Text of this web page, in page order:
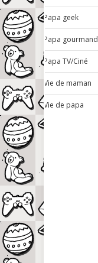
Papa geek
Papa gourmand
Papa TV/Ciné
Vie de maman
Vie de papa